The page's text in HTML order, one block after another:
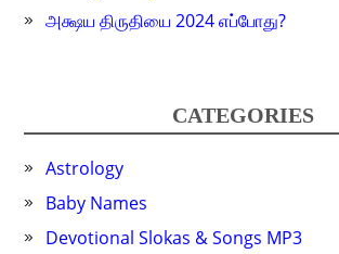
அக்ஷய திருதியை 2024 எப்போது?
CATEGORIES
Astrology
Baby Names
Devotional Slokas & Songs MP3